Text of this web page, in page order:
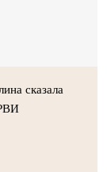
сказала